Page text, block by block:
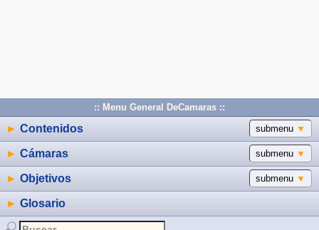
:: Menu General DeCamaras ::
submenu ▼
► Contenidos
submenu ▼
► Cámaras
submenu ▼
► Objetivos
► Glosario